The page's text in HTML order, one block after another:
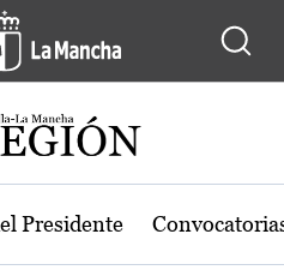
de Castilla-
Presidente